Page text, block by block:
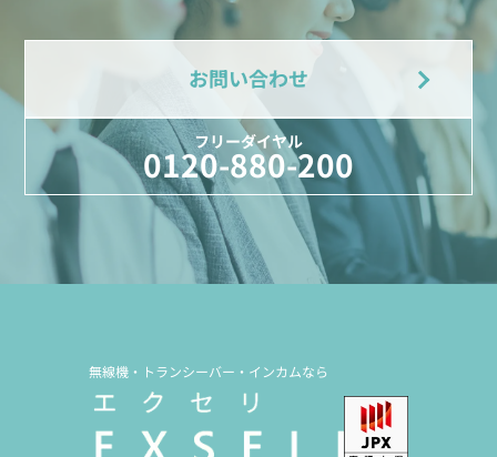
お問い合わせ
フリーダイヤル
0120-880-200
無線機・トランシーバー・インカムなら